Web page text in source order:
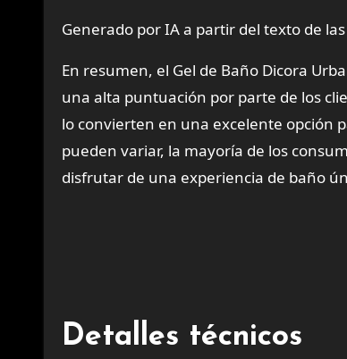
Generado por IA a partir del texto de
En resumen, el Gel de Baño Dicora
una alta puntuación por parte de los
lo convierten en una excelente opción
pueden variar, la mayoría de los
disfrutar de una experiencia de baño
Detalles técnicos